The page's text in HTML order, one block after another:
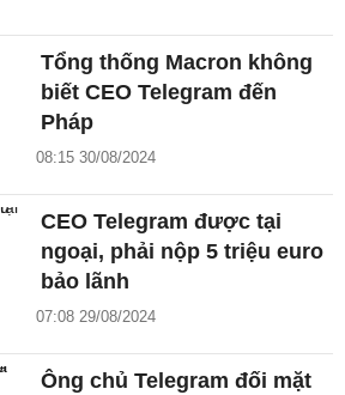
Tổng thống Macron không
biết CEO Telegram đến
Pháp
08:15 30/08/2024
CEO Telegram được tại
ngoại, phải nộp 5 triệu euro
bảo lãnh
07:08 29/08/2024
Ông chủ Telegram đối mặt